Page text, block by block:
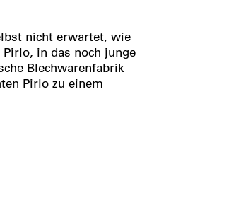
nicht erwartet, wie
in das noch junge
Blechwarenfabrik
Pirlo zu einem